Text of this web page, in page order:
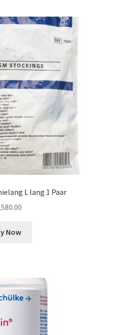
L lang 1 Paar
Now